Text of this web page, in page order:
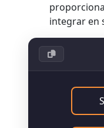
integrar en